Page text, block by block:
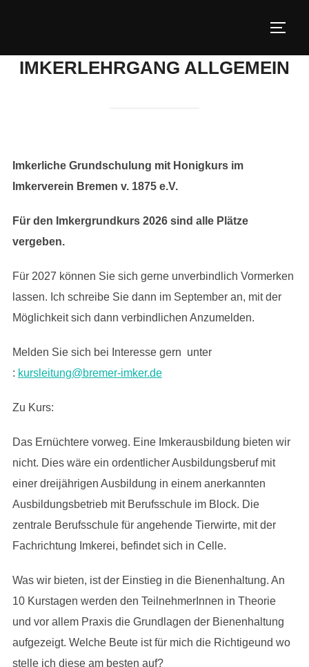
IMKERLEHRGANG ALLGEMEIN
Imkerliche Grundschulung mit Honigkurs im
Imkerverein Bremen v. 1875 e.V.
Für den Imkergrundkurs 2026 sind alle Plätze
vergeben.
Für 2027 können Sie sich gerne unverbindlich Vormerken
lassen. Ich schreibe Sie dann im September an, mit der
Möglichkeit sich dann verbindlichen Anzumelden.
Melden Sie sich bei Interesse gern unter
: kursleitung@bremer-imker.de
Zu Kurs:
Das Ernüchtere vorweg. Eine Imkerausbildung bieten wir
nicht. Dies wäre ein ordentlicher Ausbildungsberuf mit
einer dreijährigen Ausbildung in einem anerkannten
Ausbildungsbetrieb mit Berufsschule im Block. Die
zentrale Berufsschule für angehende Tierwirte, mit der
Fachrichtung Imkerei, befindet sich in Celle.
Was wir bieten, ist der Einstieg in die Bienenhaltung. An
10 Kurstagen werden den TeilnehmerInnen in Theorie
und vor allem Praxis die Grundlagen der Bienenhaltung
aufgezeigt. Welche Beute ist für mich die Richtigeund wo
stelle ich diese am besten auf?